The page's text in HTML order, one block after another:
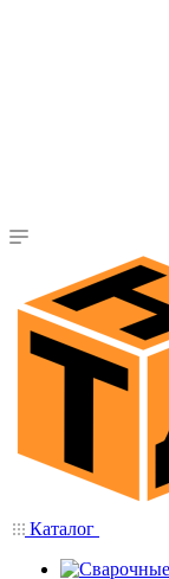
Каталог